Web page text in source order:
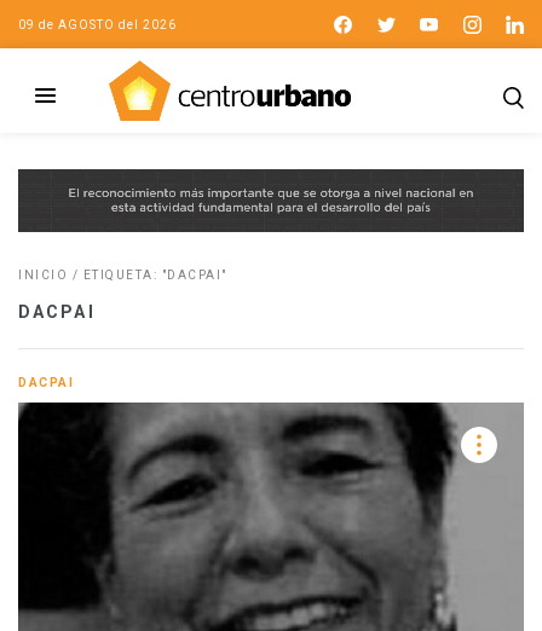
09 de AGOSTO del 2026
INICIO / ETIQUETA: "DACPAI"
DACPAI
DACPAI